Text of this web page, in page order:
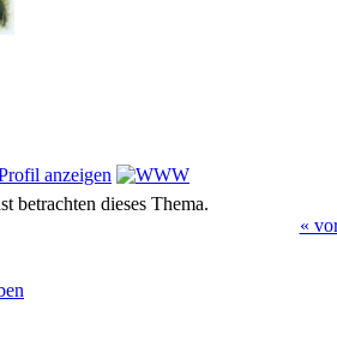
betrachten dieses Thema.
«